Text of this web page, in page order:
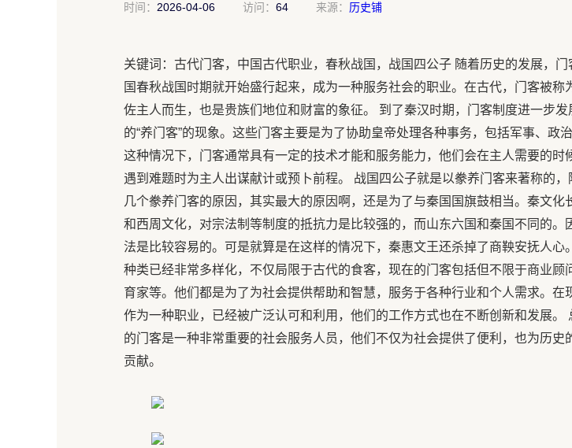
时间： 2026-04-06 访问： 64 来源： 历史铺
关键词：古代门客，中国古代职业，春秋战国，战国四公子 随着历史的发展，门
国春秋战国时期就开始盛行起来，成为一种服务社会的职业。在古代，门客被称
佐主人而生，也是贵族们地位和财富的象征。 到了秦汉时期，门客制度进一步发
的“养门客”的现象。这些门客主要是为了协助皇帝处理各种事务，包括军事、政
这种情况下，门客通常具有一定的技术才能和服务能力，他们会在主人需要的时
遇到难题时为主人出谋献计或预卜前程。 战国四公子就是以豢养门客来著称的，
几个豢养门客的原因，其实最大的原因啊，还是为了与秦国国旗鼓相当。秦文化
和西周文化，对宗法制等制度的抵抗力是比较强的，而山东六国和秦国不同的。
法是比较容易的。可是就算是在这样的情况下，秦惠文王还杀掉了商鞅安抚人心
种类已经非常多样化，不仅局限于古代的食客，现在的门客包括但不限于商业顾
育家等。他们都是为了为社会提供帮助和智慧，服务于各种行业和个人需求。在
作为一种职业，已经被广泛认可和利用，他们的工作方式也在不断创新和发展。
的门客是一种非常重要的社会服务人员，他们不仅为社会提供了便利，也为历史
贡献。